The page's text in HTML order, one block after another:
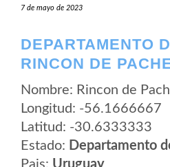
7 de mayo de 2023
DEPARTAMENTO
RINCON DE
Nombre: Rincon de
Longitud: -56.1666667
Latitud: -30.6333333
Estado: Departamento
Pais: Uruguay